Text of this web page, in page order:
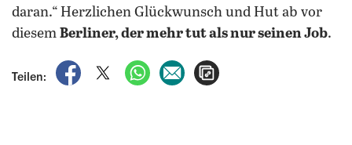
daran.“ Herzlichen Glückwunsch und Hut ab vor
diesem Berliner, der mehr tut als nur seinen Job.
Teilen:
auf Facebook teilen
auf X teilenper WhatsApp teilen
per E-Mail teilen